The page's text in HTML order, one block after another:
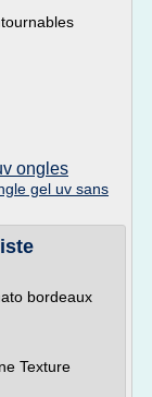
ongles
gel uv sans
bordeaux
Texture